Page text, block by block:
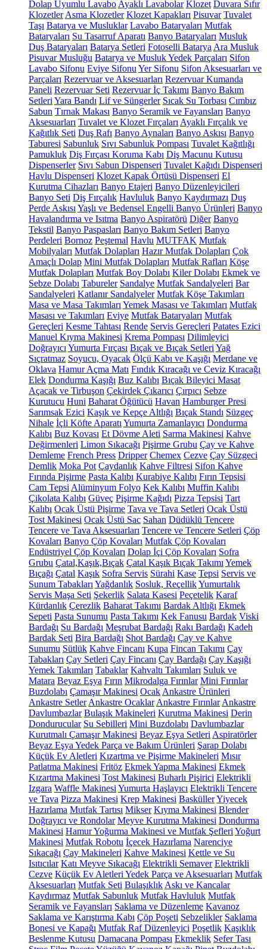
Dolap Uyumlu Lavabo Ayaklı Lavabolar Klozet Duvara Sıfır
Klozetler Asma Klozetler Klozet Kapakları Pisuvar Tuvalet
Taşı Batarya ve Musluklar Lavabo Bataryaları Mutfak
Bataryaları Su Tasarruf Aparatı Banyo Bataryaları Musluk
Duş Bataryaları Batarya Setleri Fotoselli Batarya Ara Musluk
Pisuvar Musluğu Batarya ve Musluk Yedek Parçaları Sifon
Lavabo Sifonu Eviye Sifonu Yer Sifonu Sifon Aksesuarları ve
Parçaları Rezervuar ve Aksesuarları Rezervuar Kumanda
Paneli Rezervuar Seti Rezervuar İç Takımı Banyo Bakım
Setleri Yara Bandı Lif ve Süngerler Sıcak Su Torbası Cımbız
Sabun Tırnak Makası Banyo Seramik ve Fayansları Banyo
Aksesuarları Tuvalet ve Klozet Fırçaları Ayaklı Fırçalık ve
Kağıtlık Seti Duş Rafı Banyo Aynaları Banyo Askısı Banyo
Taburesi Sabunluk Sıvı Sabunluk Pompası Tuvalet Kağıtlığı
Pamukluk Diş Fırçası Koruma Kabı Diş Macunu Kutusu
Dispenserler Sıvı Sabun Dispenseri Tuvalet Kağıdı Dispenseri
Havlu Dispenseri Klozet Kapak Örtüsü Dispenseri El
Kurutma Cihazları Banyo Etajeri Banyo Düzenleyicileri
Banyo Seti Diş Fırçalık Havluluk Banyo Kaydırmazı Duş
Perde Askısı Yaşlı ve Bedensel Engelli Banyo Ürünleri Banyo
Havalandırma ve Isıtma Banyo Aspiratörü Diğer Banyo
Tekstil Banyo Paspasları Banyo Bakım Setleri Banyo
Perdeleri Bornoz Peştemal Havlu MUTFAK Mutfak
Mobilyaları Mutfak Dolapları Hazır Mutfak Dolapları Çok
Amaçlı Dolap Mini Mutfak Dolapları Mutfak Rafları Köşe
Mutfak Dolapları Mutfak Boy Dolabı Kiler Dolabı Ekmek ve
Sebze Dolabı Tabureler Sandalye Mutfak Sandalyeleri Bar
Sandalyeleri Katlanır Sandalyeler Mutfak Köşe Takımları
Masa ve Masa Takımları Yemek Masası ve Takımları Mutfak
Masası ve Takımları Eviye Mutfak Bataryaları Mutfak
Gereçleri Kesme Tahtası Rende Servis Gereçleri Patates Ezici
Manuel Kıyma Makinesi Krema Pompası Dilimleyici
Doğrayıcı Yumurta Fırçası Bıçak ve Bıçak Setleri Yağ
Sıçratmaz Soyucu, Oyacak Ölçü Kabı ve Kaşığı Merdane ve
Oklava Hamur Açma Matı Fındık Kıracağı ve Ceviz Kıracağı
Elek Dondurma Kaşığı Buz Kalıbı Bıçak Bileyici Masat
Açacak ve Tirbuşon Çekirdek Çıkarıcı Çırpıcı Sebze
Kurutucu Huni Baharat Öğütücü Havan Hamburger Presi
Sarımsak Ezici Kaşık ve Kepçe Altlığı Bıçak Standı Süzgeç
Nihale İçli Köfte Aparatı Yumurta Zamanlayıcı Dondurma
Kalıbı Buz Kovası Et Dövme Aleti Sarma Makinesi Kahve
Değirmenleri Limon Sıkacağı Pişirme Grubu Çay ve Kahve
Demleme French Press Dripper Chemex Cezve Çay Süzgeci
Demlik Moka Pot Çaydanlık Kahve Filtresi Sifon Kahve
Fırında Pişirme Pasta Kalıbı Kurabiye Kalıbı Fırın Tepsisi
Cam Tepsi Alüminyum Folyo Kek Kalıbı Muffin Kalıbı
Çikolata Kalıbı Güveç Pişirme Kağıdı Pizza Tepsisi Tart
Kalıbı Ocak Üstü Pişirme Tava ve Tava Setleri Ocak Üstü
Tost Makinesi Ocak Üstü Sac Sahan Düdüklü Tencere
Tencere ve Tava Aksesuarları Tencere ve Tencere Setleri Çöp
Kovaları Banyo Çöp Kovaları Mutfak Çöp Kovaları
Endüstriyel Çöp Kovaları Dolap İçi Çöp Kovaları Sofra
Grubu Çatal,Kaşık,Bıçak Çatal Kaşık Bıçak Takımı Yemek
Bıçağı Çatal Kaşık Sofra Servis Sürahi Kase Tepsi Servis ve
Sunum Tabakları Yağdanlık Sosluk, ReçellikYumurtalık
Servis Maşa Seti Şekerlik Salata Kasesi Peçetelik Karaf
Kürdanlık Çerezlik Baharat Takımı Bardak Altlığı Ekmek
Sepeti Pasta Sunumu Pasta Takımı Kek Fanusu Bardak Viski
Bardağı Su Bardağı Meşrubat Bardağı Rakı Bardağı Kadeh
Bardak Seti Bira Bardağı Shot Bardağı Çay ve Kahve
Sunumu Sütlük Kahve Fincanı Kupa Fincan Takımı Çay
Tabakları Çay Setleri Çay Fincanı Çay Bardağı Çay Kaşığı
Yemek Takımları Tabaklar Kahvaltı Takımları Suluk ve
Matara Beyaz Eşya Fırın Mikrodalga Fırınlar Mini Fırınlar
Buzdolabı Çamaşır Makinesi Ocak Ankastre Ürünleri
Ankastre Setler Ankastre Ocaklar Ankastre Fırınlar Ankastre
Davlumbazlar Bulaşık Makineleri Kurutma Makinesi Derin
Dondurucular Su Sebilleri Mini Buzdolabı Davlumbazlar
Kurutmalı Çamaşır Makinesi Beyaz Eşya Setleri Aspiratörler
Beyaz Eşya Yedek Parça ve Bakım Ürünleri Şarap Dolabı
Küçük Ev Aletleri Kızartma ve Pişirme Makineleri Mısır
Patlatma Makinesi Fritöz Ekmek Yapma Makinesi Ekmek
Kızartma Makinesi Tost Makinesi Buharlı Pişirici Elektrikli
Izgara Waffle Makinesi Yumurta Haşlayıcı Elektrikli Tencere
ve Tava Pizza Makinesi Krep Makinesi BasküllerYiyecek
Hazırlama Mutfak Tartısı Mikser Kıyma Makinesi Blender
Doğrayıcı ve Rondolar Meyve Kurutma Makinesi Dondurma
Makinesi Hamur Yoğurma Makinesi ve Mutfak Şefleri Yoğurt
Makinesi Mutfak Robotu İçecek Hazırlama Narenciye
Sıkacağı Çay Makineleri Kahve Makinesi Kettle ve Su
Isıtıcılar Katı Meyve Sıkacağı Elektrikli Semaver Elektrikli
Cezve Küçük Ev Aletleri Yedek Parça ve Aksesuarları Mutfak
Aksesuarları Mutfak Seti Bulaşıklık Askı ve Kancalar
Kaydırmaz Mutfak Sabunluk Mutfak Havluluk Mutfak
Seramik ve Fayansları Saklama ve Düzenleme Kavanoz
Saklama ve Karıştırma Kabı Çöp Poşeti Sebzelikler Saklama
Bonesi ve Kapağı Mutfak Raf Düzenleyici Poşetlik Kaşıklık
Beslenme Kutusu Damacana Pompası Ekmeklik Sefer Tası